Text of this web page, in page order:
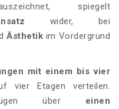
spiegelt
wider, bei
Ästhetik im Vordergrund
mit einem bis vier
vier Etagen verteilen.
über einen